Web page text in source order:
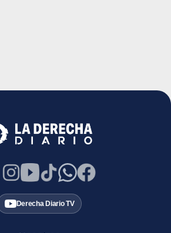
Derecha Diario TV